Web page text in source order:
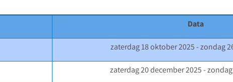
Data
zaterdag 18 oktober 2025 - zondag
zaterdag 20 december 2025 -